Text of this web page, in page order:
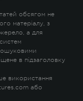
обсягом не
матеріалу, з
а для
в підзаголовку
використання
або